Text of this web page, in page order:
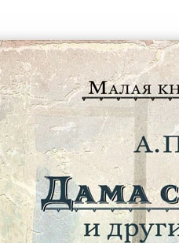
и душа. Воспоминания